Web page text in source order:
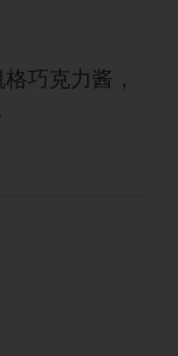
巧克力酱，